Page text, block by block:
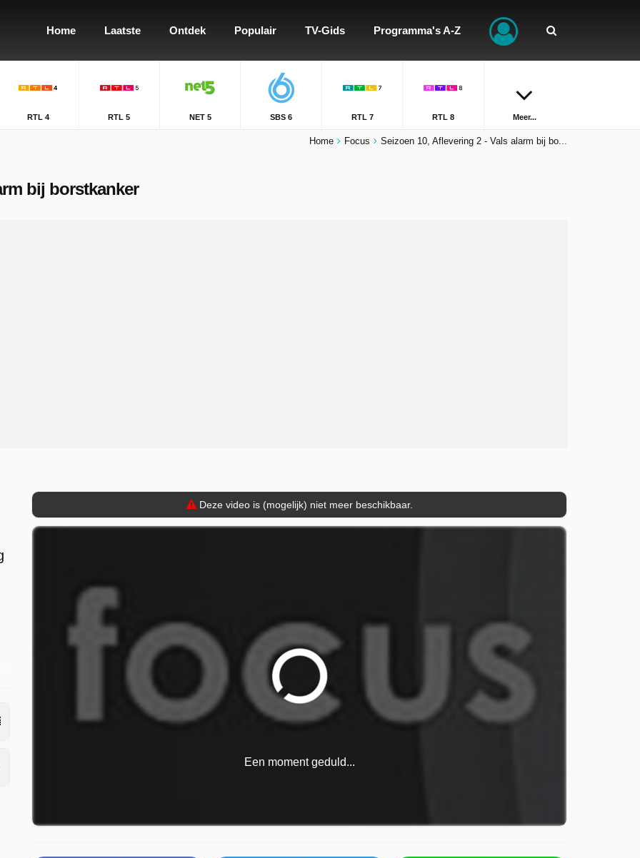
Home Laatste Ontdek Populair TV-Gids Programma's A-Z
RTL 4 RTL 5 NET 5 SBS 6 RTL 7 RTL 8 Meer...
Home Focus Seizoen 10, Aflevering 2 - Vals alarm bij bo...
bij borstkanker
Deze video is (mogelijk) niet meer beschikbaar.
Een moment geduld...